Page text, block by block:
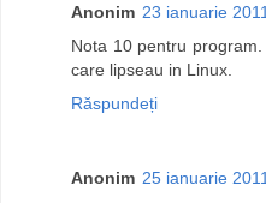
Anonim 23 ianuarie
Nota 10 pentru
care lipseau in Linux.
Răspundeți
Anonim 25 ianuarie